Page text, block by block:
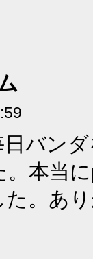
バン
本当
た。あ